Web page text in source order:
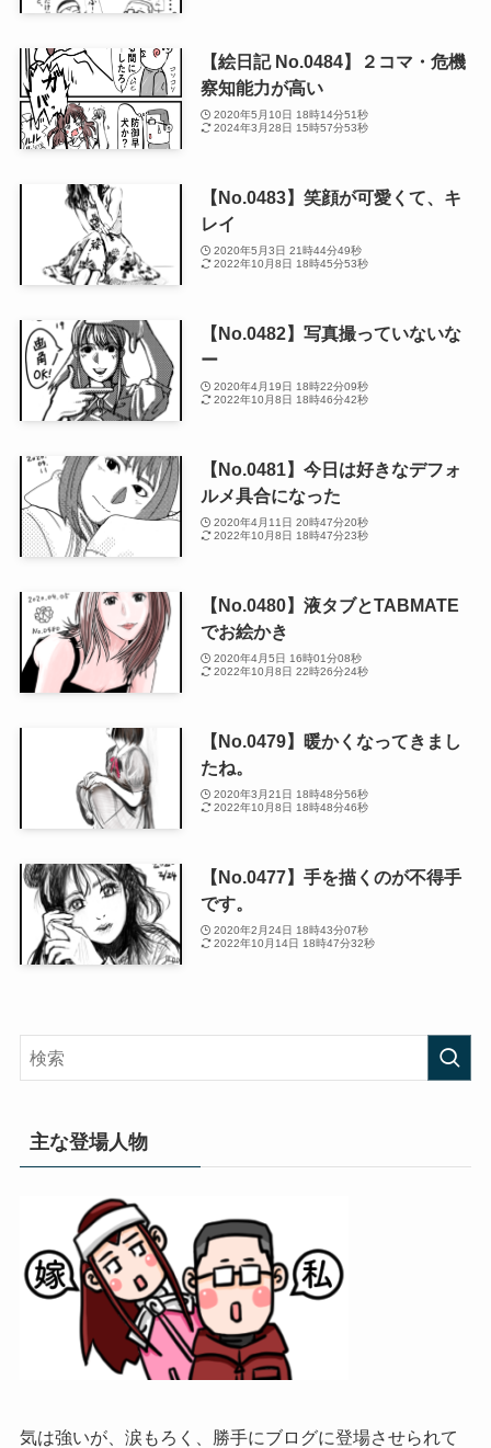
【絵日記 No.0484】２コマ・危機
察知能力が高い
2020年5月10日 18時14分51秒
2024年3月28日 15時57分53秒
【No.0483】笑顔が可愛くて、キ
レイ
2020年5月3日 21時44分49秒
2022年10月8日 18時45分53秒
【No.0482】写真撮っていないな
ー
2020年4月19日 18時22分09秒
2022年10月8日 18時46分42秒
【No.0481】今日は好きなデフォ
ルメ具合になった
2020年4月11日 20時47分20秒
2022年10月8日 18時47分23秒
【No.0480】液タブとTABMATE
でお絵かき
2020年4月5日 16時01分08秒
2022年10月8日 22時26分24秒
【No.0479】暖かくなってきまし
たね。
2020年3月21日 18時48分56秒
2022年10月8日 18時48分46秒
【No.0477】手を描くのが不得手
です。
2020年2月24日 18時43分07秒
2022年10月14日 18時47分32秒
主な登場人物
気は強いが、涙もろく、勝手にブログに登場させられて